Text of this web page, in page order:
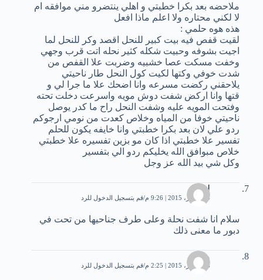
ملاحضه بعد بكرا خطبتي و اهلي ينتضرو مني موافقه ام
لا لكني محتاره ولا اعلم ماذا افعل
هذه هوه حلمي :
لقيت قفص فيه بيت كبير للنحل اقصد وكر للنحل لما
اجيت بشوفه وحبيت شكله كثير نحله اتت قرب وجهي
وخفت مسكت عصا خشبيه وضربت علا القفص من
شدت خوفي وكتها لكيت كول النحل طار ناحيتي
يلاحقني ركضت مسرعه وانا اضحك علا ما جرا لي و
قتها وانا اركض شفت دوش مويه واسرعت دخلت تحته
وفتحت المويه عليه وشفت النحل راح ما كدر يوصل
ناحيتي خوفا من المياه وخلاص كعدت من نومي ارجوكم
ردو علي لان بعد بكرا خطبتي وانا خايفه يكون للحلم
تفسير علا خطبتي اذا كان مو بزين تفسيره علا خطبتي
خلاص مبوافق الله يخليكم ردو الي بتفسير
وكل شي بيد الله عز وجل
لمية
14 أكتوبر، 2015 | 9:26 م قم بتسجيل الدخول للرد
سلام انا شفت نحلة وعلى طرف جناحيها من تحت في
دبور ما معنى ذلك
مريم
16 أكتوبر، 2015 | 2:25 م قم بتسجيل الدخول للرد